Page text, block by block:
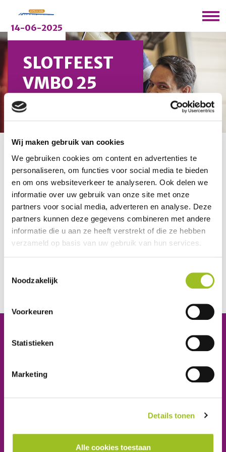
Wij maken gebruik van cookies
We gebruiken cookies om content en advertenties te
personaliseren, om functies voor social media te bieden
en om ons websiteverkeer te analyseren. Ook delen we
informatie over uw gebruik van onze site met onze
partners voor social media, adverteren en analyse. Deze
partners kunnen deze gegevens combineren met andere
informatie die u aan ze heeft verstrekt of die ze hebben
verzameld op basis van uw gebruik van hun services.
Noodzakelijk
Voorkeuren
Statistieken
Marketing
Details tonen
Alle cookies toestaan
14-06-2025
SLOTFEEST
VMBO 25
JAAR: VIER
JE SKILLS
U bevindt zich hier:Home/Nieuws/Slotfeest vmbo 25
jaar: vier je skills
25 jaar vmbo – het jubileumjaar is voorbijgevlogen!
Tijdens het slotfeest op maandag 2 juni in
congrescentrum NBC in Nieuwegein werd er
teruggekeken én vooruitgeblikt, maar vooral feest
gevierd, onder het motto ’Het vmbo is een plek waar je
Bekijk de terugblik
Telefoon: 06-23 58 89 49